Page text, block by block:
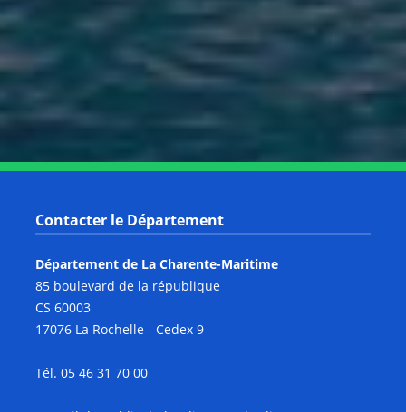
Notre page Instagram
Notre page Facebook
Notre page XNotre page Tiktok
Notre page
Notre page Youtube
Contacter le Département
Département de La Charente-Maritime
85 boulevard de la république
CS 60003
17076 La Rochelle - Cedex 9
Tél. 05 46 31 70 00